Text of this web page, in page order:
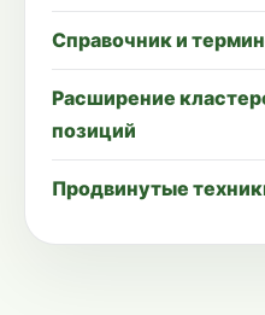
Справочник и
Расширение
позиций
Продвинутые